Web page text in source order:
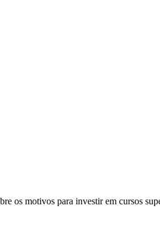
os motivos para investir em cursos